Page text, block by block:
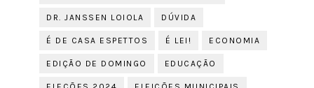
DR. JANSSEN LOIOLA DÚVIDA
É DE CASA ESPETTOS É LEI! ECONOMIA
EDIÇÃO DE DOMINGO EDUCAÇÃO